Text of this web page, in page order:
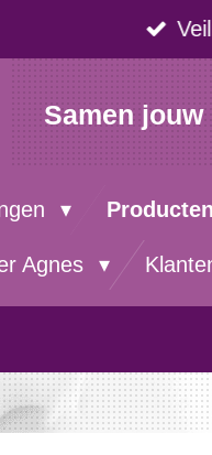
Samen
Producten
Agnes